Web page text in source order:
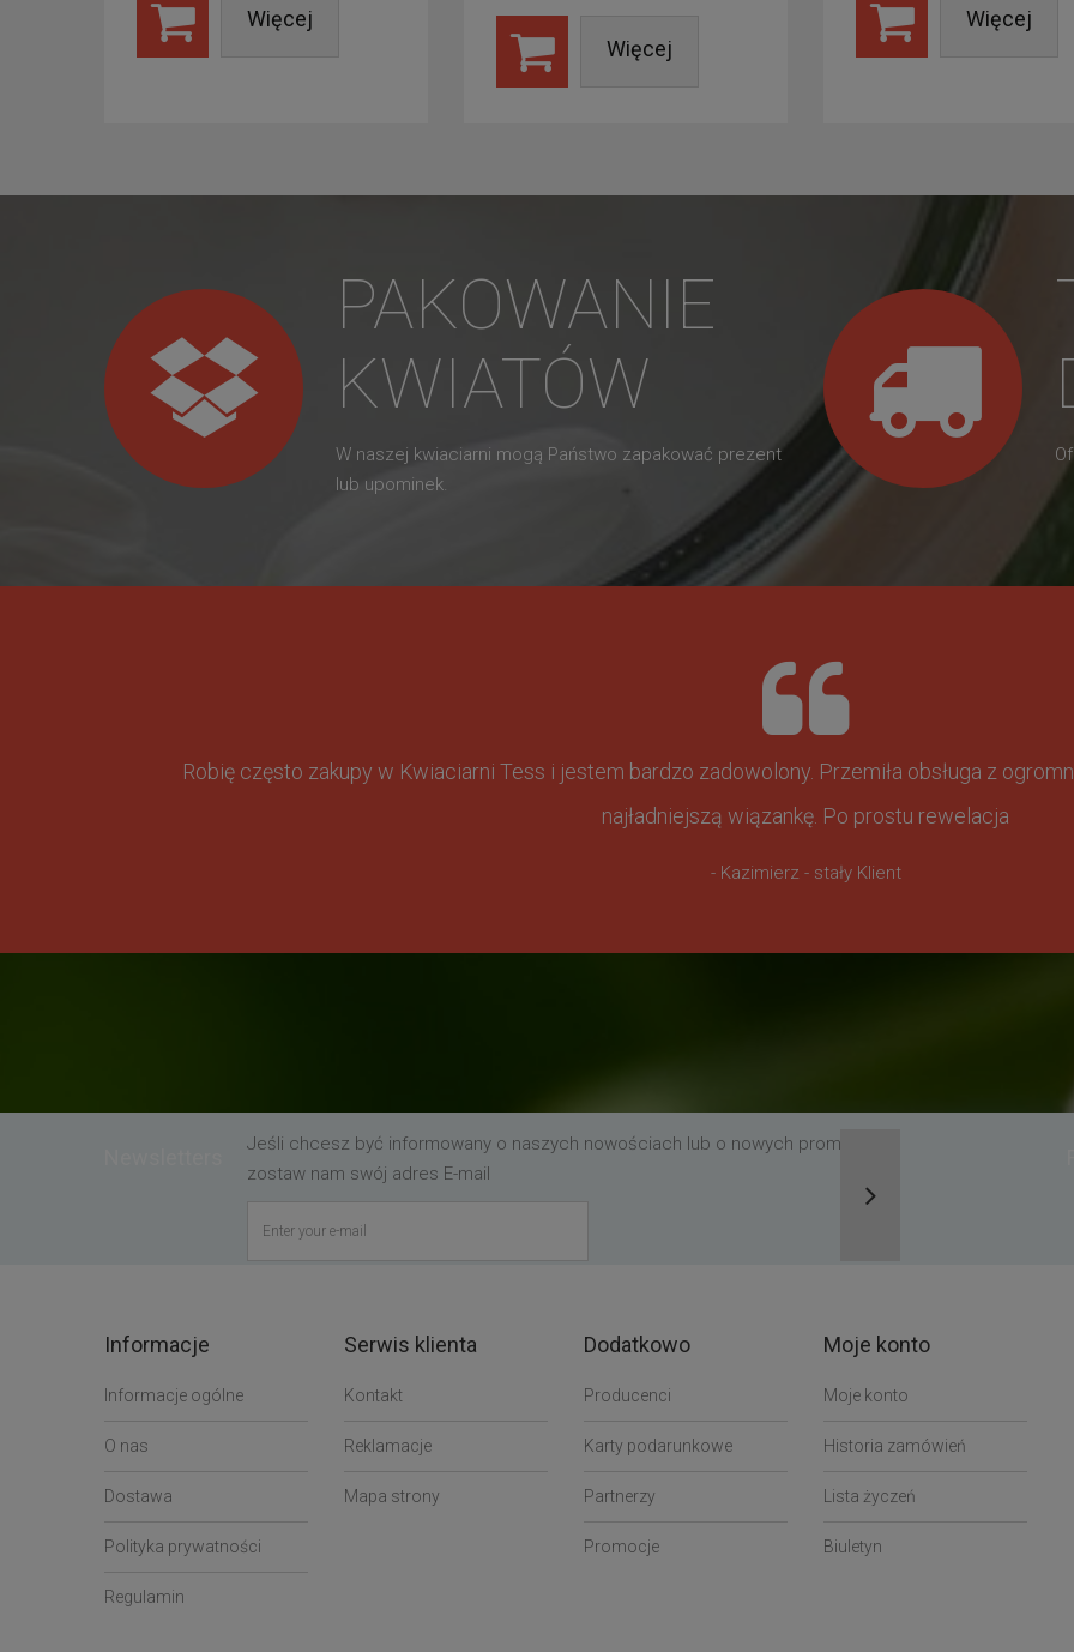
Więcej
Więcej
Więcej
PAKOWANIE
KWIATÓW
W naszej kwiaciarni mogą Państwo zapakować prezent
lub upominek.
Robię często zakupy w Kwiaciarni Tess i jestem bardzo zadowolony. Przemiła obsługa z
najładniejszą wiązankę. Po prostu rewelacja
- Kazimierz - stały Klient
Jeśli chcesz być informowany o naszych nowościach lub o nowych promocjach,
zostaw nam swój adres E-mail
Informacje
Informacje ogólne
O nas
Dostawa
Polityka prywatności
Regulamin
Serwis klienta
Kontakt
Reklamacje
Mapa strony
Dodatkowo
Producenci
Karty podarunkowe
Partnerzy
Promocje
Moje konto
Moje konto
Historia zamówień
Lista życzeń
Biuletyn